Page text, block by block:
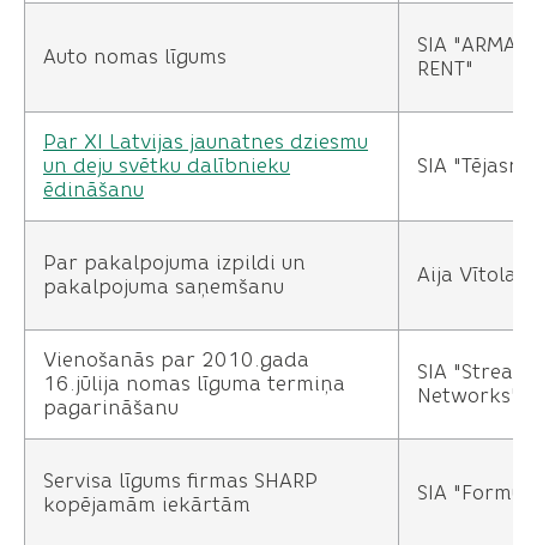
Auto nomas līgums
SIA
RENT"
Par XI Latvijas jaunatnes dziesmu
un deju svētku dalībnieku
ēdināšanu
SIA
Par pakalpojuma izpildi un
pakalpojuma saņemšanu
Aija Vītola
Vienošanās par 2010.gada
16.jūlija nomas līguma termiņa
pagarināšanu
SIA "Stream
Networks"
Servisa līgums firmas SHARP
kopējamām iekārtām
SIA